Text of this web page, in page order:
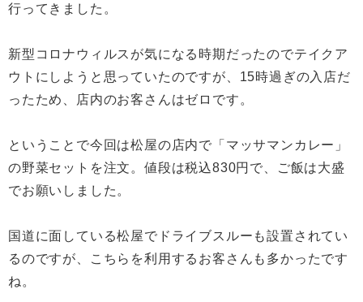
行ってきました。
新型コロナウィルスが気になる時期だったのでテイクア
ウトにしようと思っていたのですが、15時過ぎの入店だ
ったため、店内のお客さんはゼロです。
ということで今回は松屋の店内で「マッサマンカレー」
の野菜セットを注文。値段は税込830円で、ご飯は大盛
でお願いしました。
国道に面している松屋でドライブスルーも設置されてい
るのですが、こちらを利用するお客さんも多かったです
ね。